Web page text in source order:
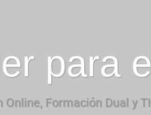
para
Formación Dual y